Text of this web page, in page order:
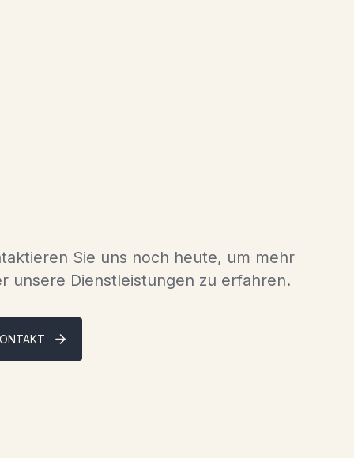
Sie uns noch heute, um mehr
unsere Dienstleistungen zu erfahren.